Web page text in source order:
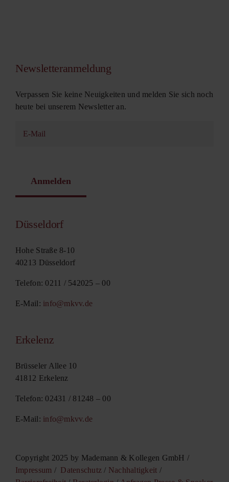
Newsletteranmeldung
Verpassen Sie keine Neuigkeiten und melden Sie sich noch
heute bei unserem Newsletter an.
Anmelden
Düsseldorf
Hohe Straße 8-10
40213 Düsseldorf
Telefon: 0211 / 542025 – 00
E-Mail: info@mkvv.de
Erkelenz
Brüsseler Allee 10
41812 Erkelenz
Telefon: 02431 / 81248 – 00
E-Mail: info@mkvv.de
Copyright 2025 by Mademann & Kollegen GmbH /
Impressum / Datenschutz / Nachhaltigkeit /